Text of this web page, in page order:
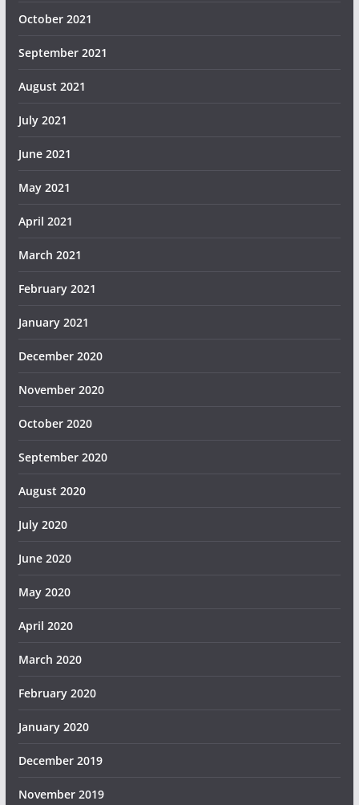
October 2021
September 2021
August 2021
July 2021
June 2021
May 2021
April 2021
March 2021
February 2021
January 2021
December 2020
November 2020
October 2020
September 2020
August 2020
July 2020
June 2020
May 2020
April 2020
March 2020
February 2020
January 2020
December 2019
November 2019